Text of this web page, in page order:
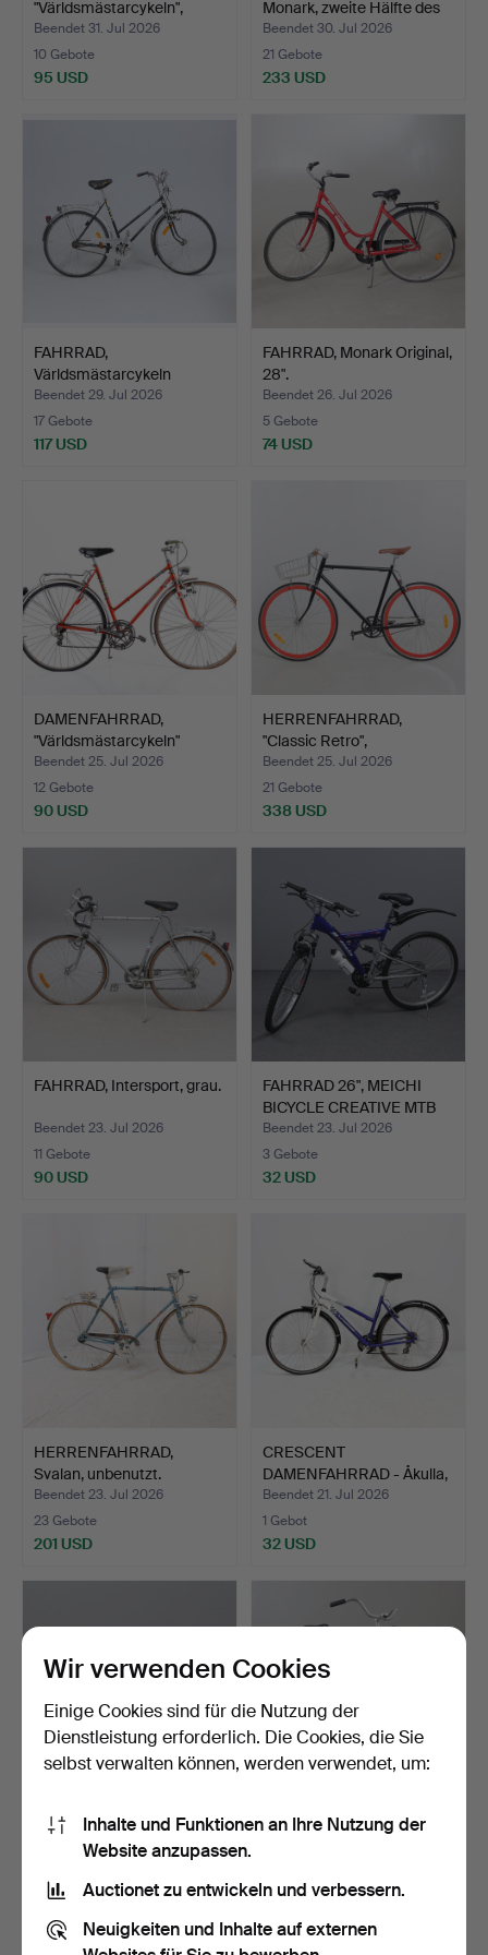
"Världsmästarcykeln",
Crescent, D…
Beendet 31. Jul 2026
10 Gebote
95 USD
Monark, zweite Hälfte des
2…
Beendet 30. Jul 2026
21 Gebote
233 USD
FAHRRAD,
Världsmästarcykeln
Crescent.
Beendet 29. Jul 2026
17 Gebote
117 USD
FAHRRAD, Monark Original,
28".
Beendet 26. Jul 2026
5 Gebote
74 USD
DAMENFAHRRAD,
"Världsmästarcykeln"
Crescen…
Beendet 25. Jul 2026
12 Gebote
90 USD
HERRENFAHRRAD,
"Classic Retro",
Stålhästen…
Beendet 25. Jul 2026
21 Gebote
338 USD
FAHRRAD, Intersport, grau.
Beendet 23. Jul 2026
11 Gebote
90 USD
FAHRRAD 26", MEICHI
BICYCLE CREATIVE MTB
S…
Beendet 23. Jul 2026
3 Gebote
32 USD
HERRENFAHRRAD,
Svalan, unbenutzt.
Beendet 23. Jul 2026
23 Gebote
201 USD
CRESCENT
DAMENFAHRRAD - Åkulla,
26 Zoll, 2…
Beendet 21. Jul 2026
1 Gebot
32 USD
FAHRRAD, Royal, 28 Zoll.
Beendet 21. Jul 2026
11 Gebote
FAHRRAD, Kronan.
17 Gebote
Wir verwenden Cookies
Einige Cookies sind für die Nutzung der
Dienstleistung erforderlich. Die Cookies, die Sie
selbst verwalten können, werden verwendet, um:
Inhalte und Funktionen an Ihre Nutzung der
Website anzupassen.
Auctionet zu entwickeln und verbessern.
Neuigkeiten und Inhalte auf externen